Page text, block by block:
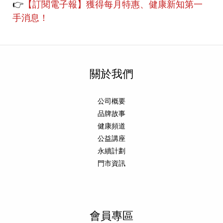
👉 【訂閱電子報】獲得每月特惠、健康新知第一
手消息！
關於我們
公司概要
品牌故事
健康頻道
公益講座
永續計劃
門市資訊
會員專區